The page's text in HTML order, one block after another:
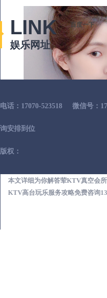
本文详细为你解答荤KTV真空会
KTV高台玩乐服务攻略免费咨询
LINK
娱乐网址
百度一下
电话：17070-523518 微信号：
询安排到位
版权：